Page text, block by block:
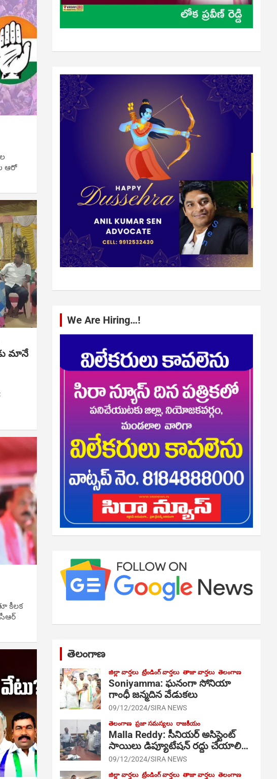
ఆరో
మానే
కీలక
We Are Hiring…!
తెలంగాణ
జిల్లా వార్తలు ట్రేండింగ్ వార్తలు తాజా వార్తలు తెలంగాణ
Soniyamma: ఘ‌నంగా సోనియా
గాంధీ జ‌న్మ‌దిన వేడుక‌లు
09/12/2024 SIRA NEWS
తెలంగాణ ప్రజా సమస్యలు రాజకీయం
Malla Reddy: సీనియర్ అసిస్టెంట్
సాయిలు డిప్యూటేషన్ రద్దు చేయాలి…
09/12/2024 SIRA NEWS
జిల్లా వార్తలు ట్రేండింగ్ వార్తలు తాజా వార్తలు తెలంగాణ